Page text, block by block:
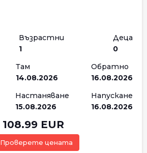
Възрастни
1
Деца
0
Там
14.08.2026
Обратно
16.08.2026
Настаняване
15.08.2026
Напускане
16.08.2026
108.99EUR
Проверете цената